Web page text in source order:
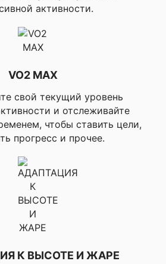
▸Силовые
тренировки, ▸Йога,
тренировки мышц на
▸Автоматический
подсчет повторов
▸Настраиваемый
экран, ▸Загружаемые
▸Ежедневные
рекомендованные
показаний
активности.
VO2 MAX
свой текущий уровень
и отслеживайте
чтобы ставить цели,
прогресс и прочее.
К ВЫСОТЕ И ЖАРЕ